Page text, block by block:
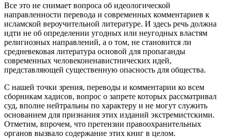
Все это не снимает вопроса об идеологической
направленности перевода и современных комментариев к
исламской вероучительной литературе. И здесь речь должна
идти не об определении угодных или неугодных властям
религиозных направлений, а о том, не становится ли
средневековая литература основой для пропаганды
современных человеконенавистнических идей,
представляющей существенную опасность для общества.
С нашей точки зрения, переводы и комментарии ко всем
сборникам хадисов, вопрос о запрете которых рассматривал
суд, вполне нейтральны по характеру и не могут служить
основанием для признания этих изданий экстремистскими.
Отметим, впрочем, что претензии правоохранительных
органов вызвало содержание этих книг в целом.